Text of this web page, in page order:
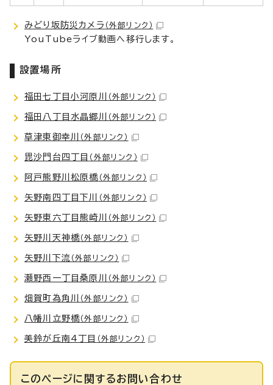
みどり坂防災カメラ （外部リンク）
YouTubeライブ動画へ移行します。
設置場所
福田七丁目小河原川 （外部リンク）
福田八丁目水晶郷川 （外部リンク）
草津東御幸川 （外部リンク）
毘沙門台四丁目 （外部リンク）
阿戸熊野川松原橋 （外部リンク）
矢野南四丁目下川 （外部リンク）
矢野東六丁目熊崎川 （外部リンク）
矢野川天神橋（外部リンク）
矢野川下流 （外部リンク）
瀬野西一丁目桑原川 （外部リンク）
畑賀町為角川 （外部リンク）
八幡川立野橋（外部リンク）
美鈴が丘南4丁目 （外部リンク）
このページに関するお問い合わせ